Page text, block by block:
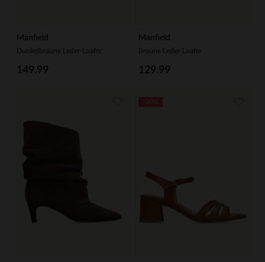
Manfield
Dunkelbraune Leder-Loafer
149.99
Manfield
Braune Leder-Loafer
129.99